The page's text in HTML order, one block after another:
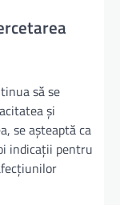
să se
și
se așteaptă ca
indicații pentru